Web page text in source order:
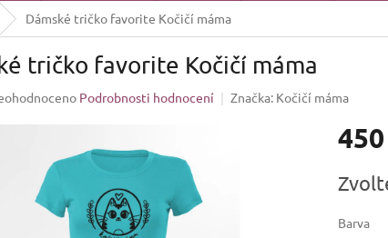
Dámské tričko favorite Kočičí máma
tričko favorite Kočičí máma
Podrobnosti hodnocení Značka: Kočičí máma
cena:
Barva